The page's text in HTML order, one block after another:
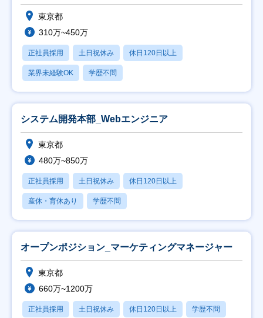
東京都
310万~450万
正社員採用 土日祝休み 休日120日以上
業界未経験OK 学歴不問
システム開発本部_Webエンジニア
東京都
480万~850万
正社員採用 土日祝休み 休日120日以上
産休・育休あり 学歴不問
オープンポジション_マーケティングマネージャー
東京都
660万~1200万
正社員採用 土日祝休み 休日120日以上 学歴不問